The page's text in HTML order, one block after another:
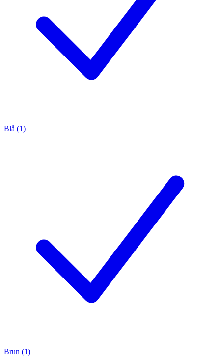
Blå (1)
Brun (1)